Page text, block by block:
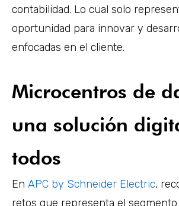
contabilidad. Lo cual solo
oportunidad para innovar y
enfocadas en el cliente.
Microcentros de
una solución
todos
En APC by Schneider Electric,
retos que representa el